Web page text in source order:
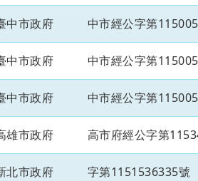
中市政府 中市經公字第
中市政府 中市經公字第
中市政府 中市經公字第
雄市政府 高市府經公字第
北市政府 字第1151536335號